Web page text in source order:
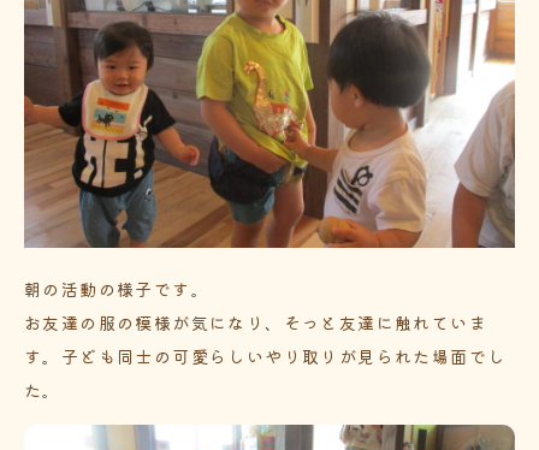
朝の活動の様子です。
お友達の服の模様が気になり、そっと友達に触れていま
す。子ども同士の可愛らしいやり取りが見られた場面でし
た。